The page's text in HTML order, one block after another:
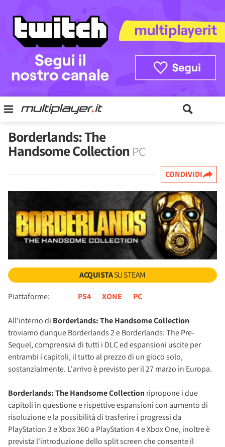
Borderlands: The
Handsome Collection PC
CONDIVIDI
ACQUISTASU STEAM
Piattaforme: PS4 XONE PC
All'interno di Borderlands: The Handsome Collection
troviamo dunque Borderlands 2 e Borderlands: The Pre-
Sequel, comprensivi di tutti i DLC ed espansioni uscite per
entrambi i capitoli, il tutto al prezzo di un gioco solo,
sostanzialmente. L'arrivo è previsto per il 27 marzo in Europa.
Borderlands: The Handsome Collection ripropone i due
capitoli in questione e rispettive espansioni con aumento di
risoluzione e la possibilità di trasferire i progressi da
PlayStation 3 e Xbox 360 a PlayStation 4 e Xbox One, inoltre è
prevista l'introduzione dello split screen che consente il